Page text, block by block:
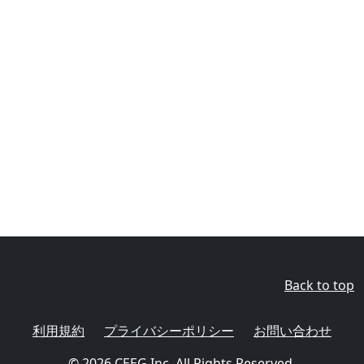
Back to top
利用規約 プライバシーポリシー
お問い合わせ